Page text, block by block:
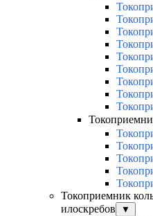
Токоприемник
илоскребов
▼